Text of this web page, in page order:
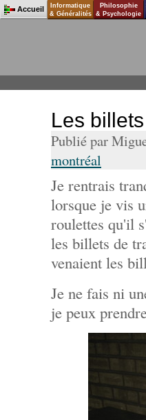
Les
Publié par
montréal
Je rentrais
lorsque je vis
roulettes qu'il
les billets de
venaient les
Je ne fais ni
je peux
Accueil
Informatique
& Généralités
Philosophie
& Psychologie